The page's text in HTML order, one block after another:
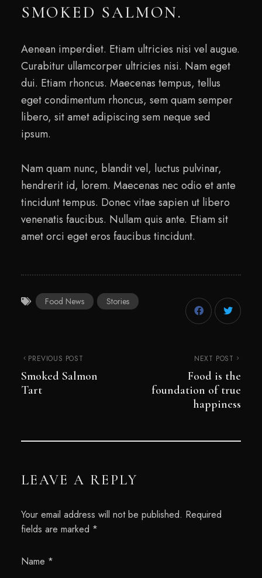
SMOKED SALMON.
Aenean imperdiet. Etiam ultricies nisi vel augue.
Curabitur ullamcorper ultricies nisi. Nam eget
dui. Etiam rhoncus. Maecenas tempus, tellus
eget condimentum rhoncus, sem quam semper
libero, sit amet adipiscing sem neque sed
ipsum.
Nam quam nunc, blandit vel, luctus pulvinar,
hendrerit id, lorem. Maecenas nec odio et ante
tincidunt tempus. Donec vitae sapien ut libero
venenatis faucibus. Nullam quis ante. Etiam sit
amet orci eget eros faucibus tincidunt.
Food News Stories
PREVIOUS POST
Smoked Salmon
Tart
NEXT POST
Food is the
foundation of true
happiness
LEAVE A REPLY
Your email address will not be published. Required
fields are marked *
Name *